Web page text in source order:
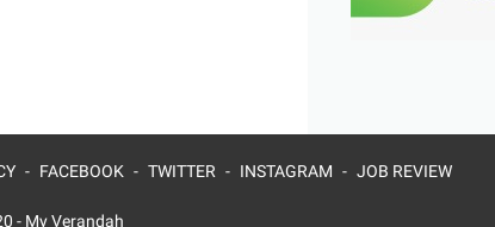
FACEBOOK TWITTER INSTAGRAM JOB REVIEW
- My Verandah